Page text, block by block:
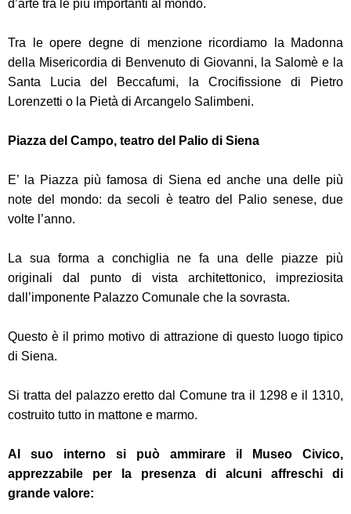
d’arte tra le più importanti al mondo.
Tra le opere degne di menzione ricordiamo la Madonna
della Misericordia di Benvenuto di Giovanni, la Salomè e la
Santa Lucia del Beccafumi, la Crocifissione di Pietro
Lorenzetti o la Pietà di Arcangelo Salimbeni.
Piazza del Campo, teatro del Palio di Siena
E’ la Piazza più famosa di Siena ed anche una delle più
note del mondo: da secoli è teatro del Palio senese, due
volte l’anno.
La sua forma a conchiglia ne fa una delle piazze più
originali dal punto di vista architettonico, impreziosita
dall’imponente Palazzo Comunale che la sovrasta.
Questo è il primo motivo di attrazione di questo luogo tipico
di Siena.
Si tratta del palazzo eretto dal Comune tra il 1298 e il 1310,
costruito tutto in mattone e marmo.
Al suo interno si può ammirare il Museo Civico,
apprezzabile per la presenza di alcuni affreschi di
grande valore: